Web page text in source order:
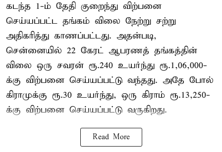
கடந்த 1-ம் தேதி குறைந்து விற்பனை
செய்யப்பட்ட தங்கம் விலை நேற்று சற்று
அதிகரித்து காணப்பட்டது. அதன்படி,
சென்னையில் 22 கேரட் ஆபரணத் தங்கத்தின்
விலை ஒரு சவரன் ரூ.240 உயர்ந்து ரூ.1,06,000-
க்கு விற்பனை செய்யப்பட்டு வந்தது. அதே போல்
கிராமுக்கு ரூ.30 உயர்ந்து, ஒரு கிராம் ரூ.13,250-
க்கு விற்பனை செய்யப்பட்டு வருகிறது.
Read More